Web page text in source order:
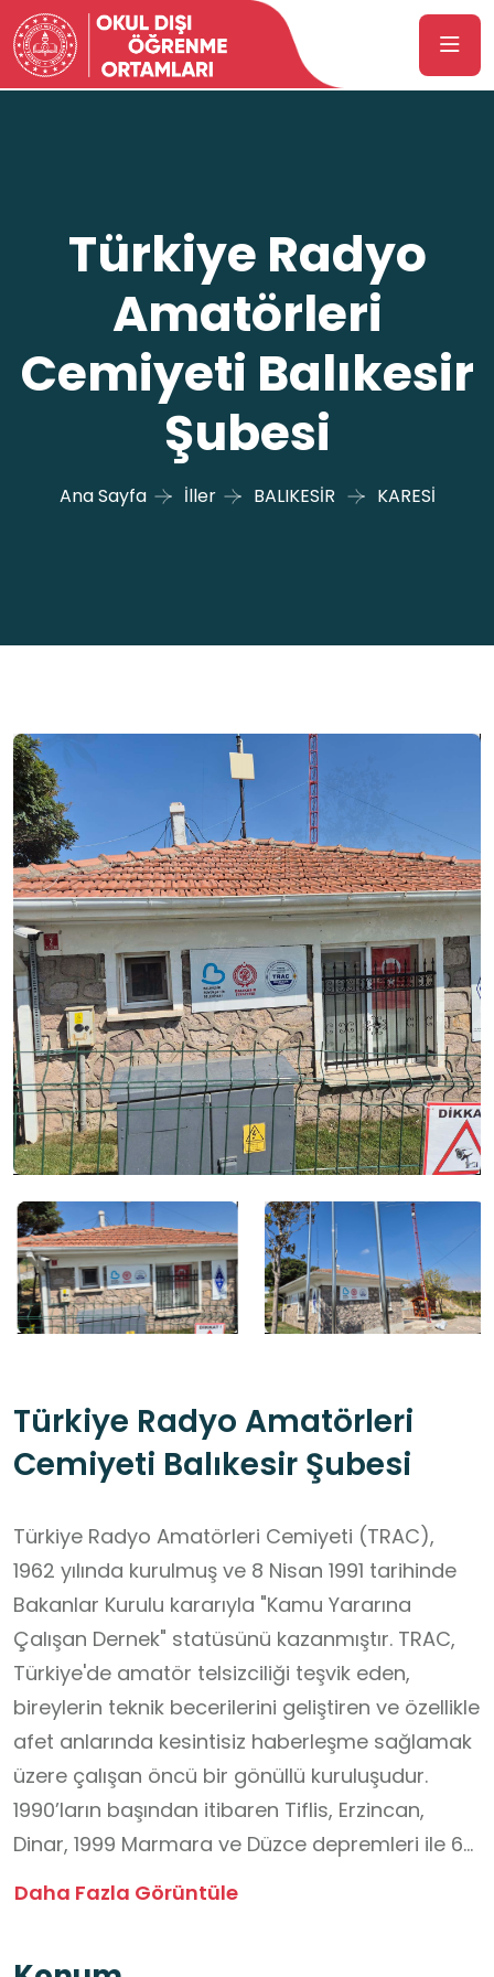
Türkiye Radyo
Amatörleri
Cemiyeti Balıkesir
Şubesi
Ana Sayfa İller BALIKESİR KARESİ
Türkiye Radyo Amatörleri
Cemiyeti Balıkesir Şubesi
Türkiye Radyo Amatörleri Cemiyeti (TRAC),
1962 yılında kurulmuş ve 8 Nisan 1991 tarihinde
Bakanlar Kurulu kararıyla "Kamu Yararına
Çalışan Dernek" statüsünü kazanmıştır. TRAC,
Türkiye'de amatör telsizciliği teşvik eden,
bireylerin teknik becerilerini geliştiren ve özellikle
afet anlarında kesintisiz haberleşme sağlamak
üzere çalışan öncü bir gönüllü kuruluşudur.
1990’ların başından itibaren Tiflis, Erzincan,
Dinar, 1999 Marmara ve Düzce depremleri ile 6
Şubat 2023 Kahramanmaraş merkezli
Daha Fazla Görüntüle